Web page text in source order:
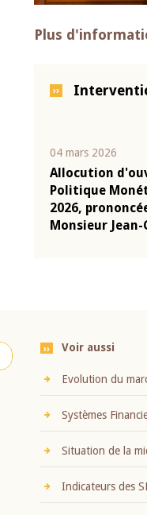
Plus
04 mars 2026
Allocution
Politique
2026,
Monsieur Jean-
Voir aussi
Evolution du
Systèmes
Situation de la
Indicateurs des